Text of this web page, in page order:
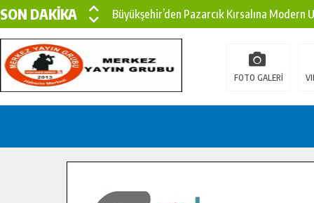
SON DAKİKA
Büyükşehir’den Pazarcık Kırsalına Modern
Çin’den KSÜ’ye Uluslararası Başarı:
Büyükşehir, Türkoğlu Derebaşı Sokak’ta
FOTO GALERİ